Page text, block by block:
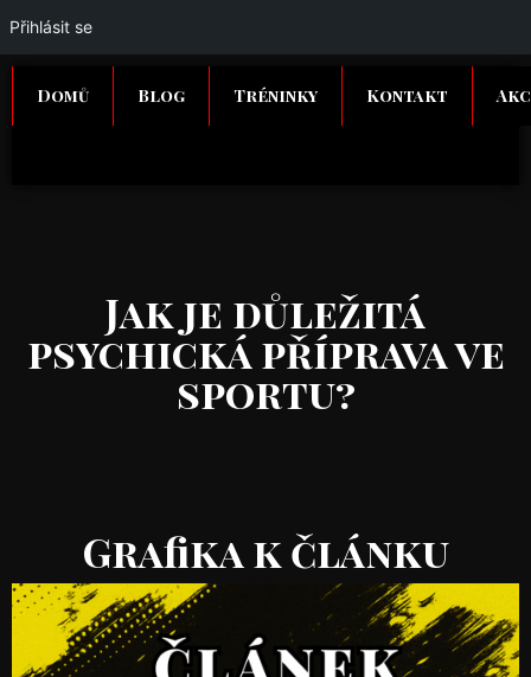
Přihlásit se
Domů Blog Tréninky Kontakt
Jak je důležitá
psychická příprava ve
sportu?
Grafika k článku